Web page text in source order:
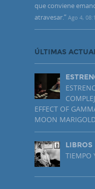
que conviene
atravesar.” Ago 4,
ÚLTIMAS
EFFECT OF
MOON
LIBROS
TIEMPO